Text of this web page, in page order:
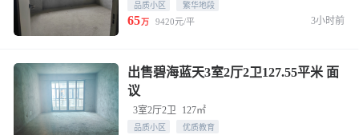
品质小区 繁华地段
65万 9420元/平 3小时前
出售碧海蓝天3室2厅2卫127.55平米 面
议
3室2厅2卫 127㎡
品质小区 优质教育